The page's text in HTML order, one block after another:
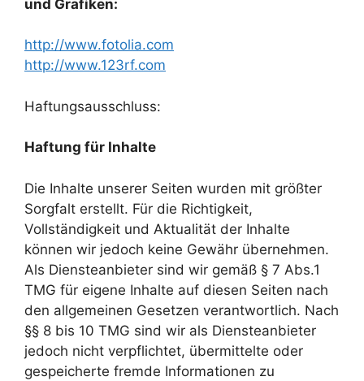
und Grafiken:
http://www.fotolia.com
http://www.123rf.com
Haftungsausschluss:
Haftung für Inhalte
Die Inhalte unserer Seiten wurden mit größter
Sorgfalt erstellt. Für die Richtigkeit,
Vollständigkeit und Aktualität der Inhalte
können wir jedoch keine Gewähr übernehmen.
Als Diensteanbieter sind wir gemäß § 7 Abs.1
TMG für eigene Inhalte auf diesen Seiten nach
den allgemeinen Gesetzen verantwortlich. Nach
§§ 8 bis 10 TMG sind wir als Diensteanbieter
jedoch nicht verpflichtet, übermittelte oder
gespeicherte fremde Informationen zu